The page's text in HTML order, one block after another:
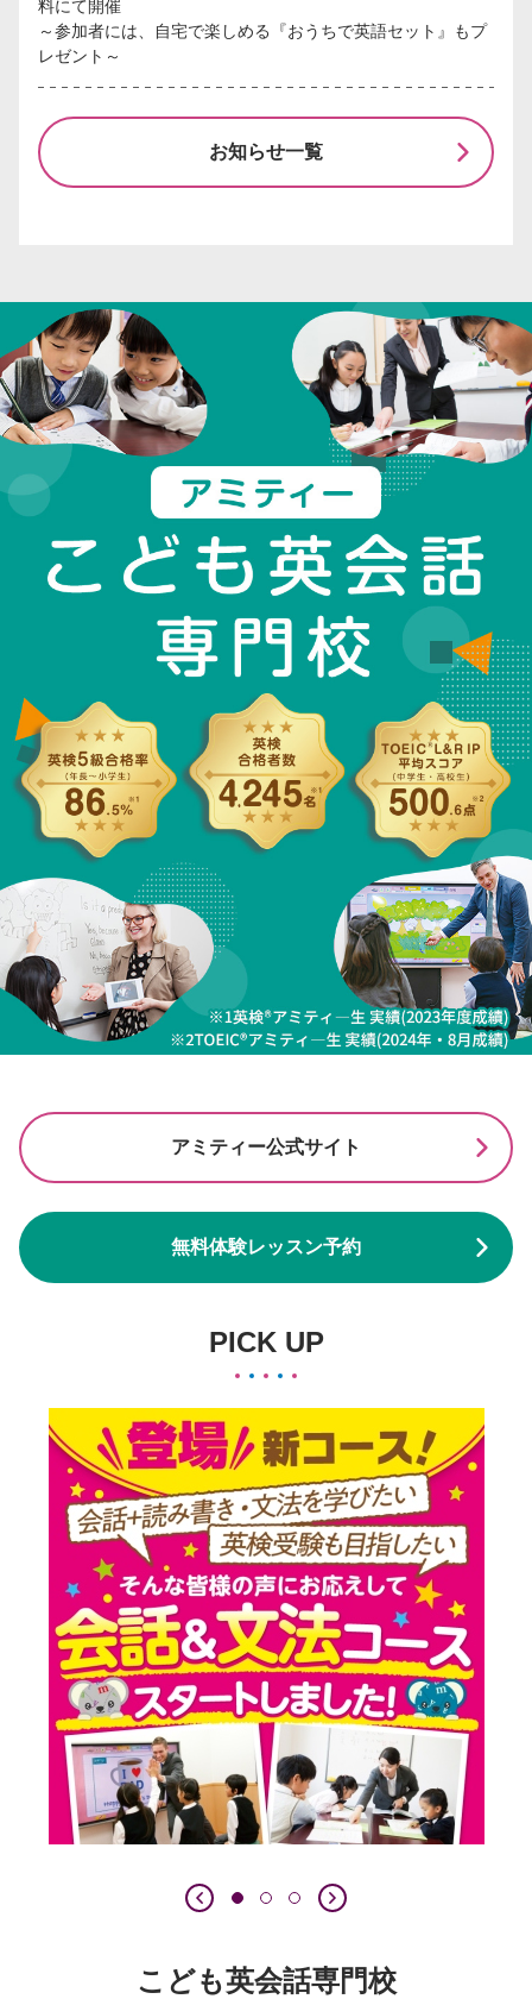
料にて開催
～参加者には、自宅で楽しめる『おうちで英語セット』もプ
レゼント～
お知らせ一覧
アミティー公式サイト
無料体験レッスン予約
PICK UP
こども英会話専門校